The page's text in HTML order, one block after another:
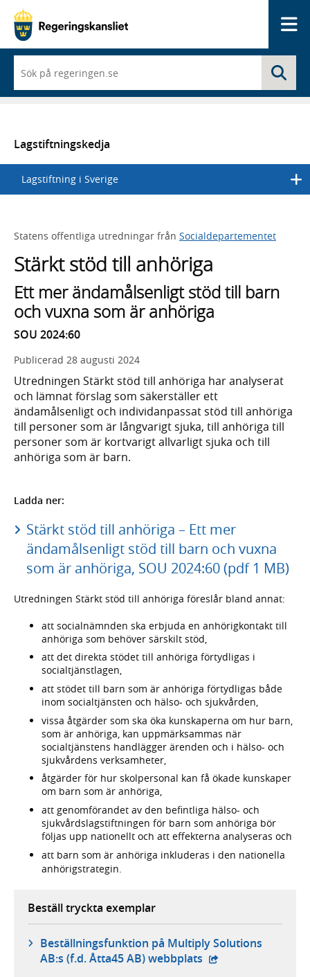
du
börjar
skriva
en
lista
med
sökförslag
Lagstiftningskedja
Lagstiftning i Sverige
Statens offentliga utredningar från Socialdepartementet
Stärkt stöd till anhöriga
Ett mer ändamålsenligt stöd till barn
och vuxna som är anhöriga
SOU 2024:60
Publicerad 28 augusti 2024
Utredningen Stärkt stöd till anhöriga har analyserat
och lämnat förslag som säkerställer ett
ändamålsenligt och individanpassat stöd till anhöriga
till personer som är långvarigt sjuka, till anhöriga till
personer som är kortvarigt allvarligt sjuka och till
anhöriga som är barn.
Ladda ner:
Stärkt stöd till anhöriga – Ett mer
ändamålsenligt stöd till barn och vuxna
som är anhöriga, SOU 2024:60 (pdf 1 MB)
Utredningen Stärkt stöd till anhöriga föreslår bland annat:
att socialnämnden ska erbjuda en anhörigkontakt till
anhöriga som behöver särskilt stöd,
att det direkta stödet till anhöriga förtydligas i
socialtjänstlagen,
att stödet till barn som är anhöriga förtydligas både
inom socialtjänsten och hälso- och sjukvården,
vissa åtgärder som ska öka kunskaperna om hur barn,
som är anhöriga, kan uppmärksammas när
socialtjänstens handlägger ärenden och i hälso- och
sjukvårdens verksamheter,
åtgärder för hur skolpersonal kan få ökade kunskaper
om barn som är anhöriga,
att genomförandet av den befintliga hälso- och
sjukvårdslagstiftningen för barn som anhöriga bör
följas upp nationellt och att effekterna analyseras och
att barn som är anhöriga inkluderas i den nationella
anhörigstrategin.
Beställ tryckta exemplar
Beställningsfunktion på Multiply Solutions
AB:s (f.d. Åtta45 AB) webbplats - extern webbplats,